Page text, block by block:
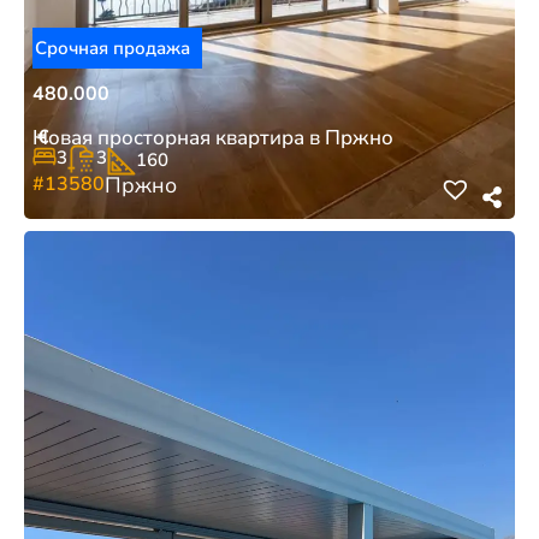
480.000
€
Новая просторная квартира в Пржно
3 3 160
#13580Пржно
Срочная продажа